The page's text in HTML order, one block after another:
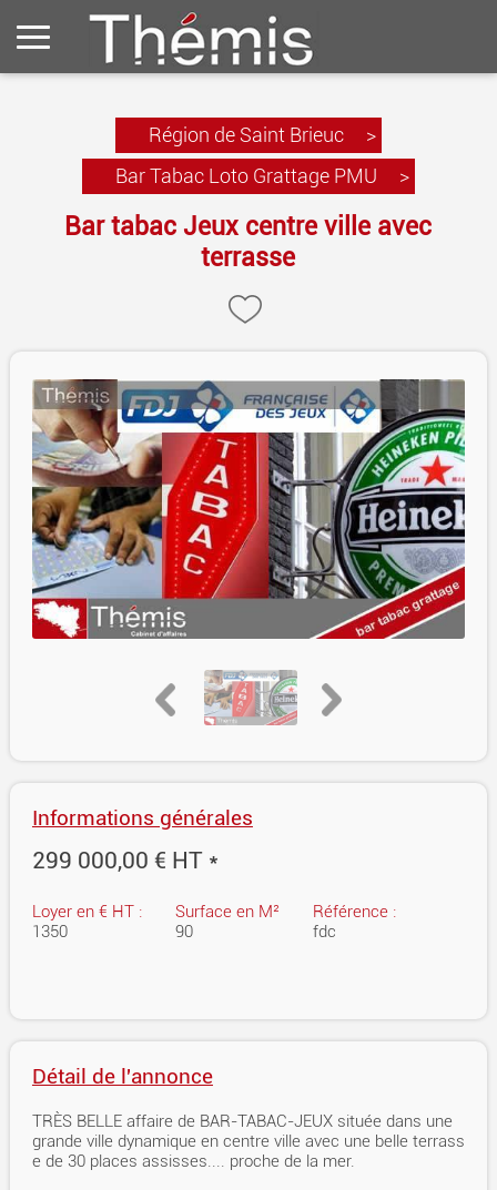
Région de Saint Brieuc
>
Bar Tabac Loto Grattage PMU
>
Bar tabac Jeux centre ville avec
terrasse
Informations générales
299 000,00 € HT *
Loyer en € HT :
1350
Surface en M²
90
Référence :
fdc
Détail de l'annonce
TRÈS BELLE affaire de BAR-TABAC-JEUX située dans une
grande ville dynamique en centre ville avec une belle terrass
e de 30 places assisses.... proche de la mer.